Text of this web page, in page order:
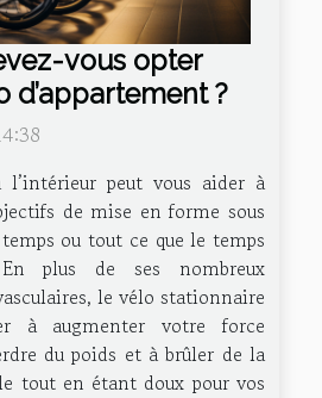
vous opter
d’appartement ?
peut vous aider à
de mise en forme sous
ou tout ce que le temps
plus de ses nombreux
le vélo stationnaire
à augmenter votre force
du poids et à brûler de la
tout en étant doux pour vos